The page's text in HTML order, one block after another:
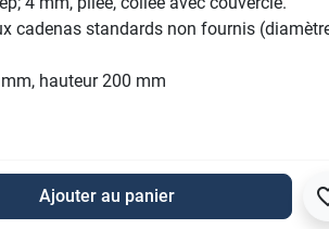
cadenas standards non fournis
hauteur 200 mm
Ajouter au panier